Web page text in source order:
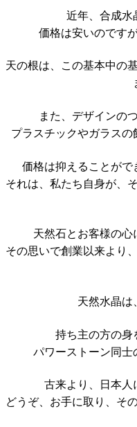
近年、合成水
価格は安いのです
天の根は、この基本中の
また、デザインの
プラスチックやガラスの
価格は抑えることがで
それは、私たち自身が、
天然石とお客様の心
その思いで創業以来より
天然水晶は
持ち主の方の身
パワーストーン同士
古来より、日本人
どうぞ、お手に取り、そ